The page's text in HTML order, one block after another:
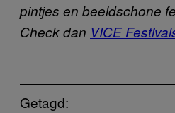
pintjes en beeldschone
Check dan VICE
Getagd: